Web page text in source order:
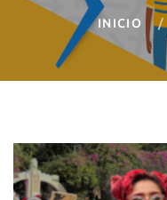
INICIO